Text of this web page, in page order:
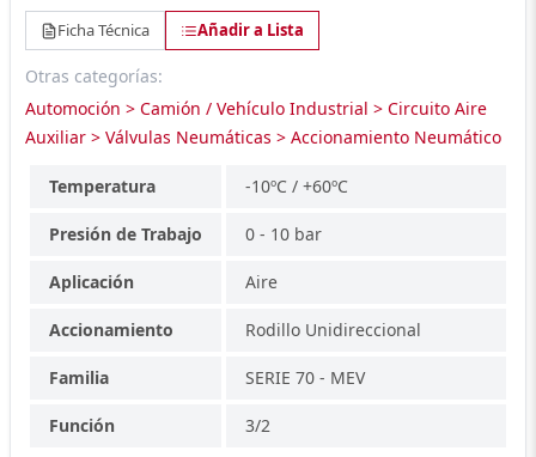
Ficha Técnica Añadir a Lista
Otras categorías:
Automoción > Camión / Vehículo Industrial > Circuito Aire
Auxiliar > Válvulas Neumáticas > Accionamiento Neumático
Temperatura -10ºC / +60ºC
Presión de Trabajo 0 - 10 bar
Aplicación Aire
Accionamiento Rodillo Unidireccional
Familia SERIE 70 - MEV
Función 3/2